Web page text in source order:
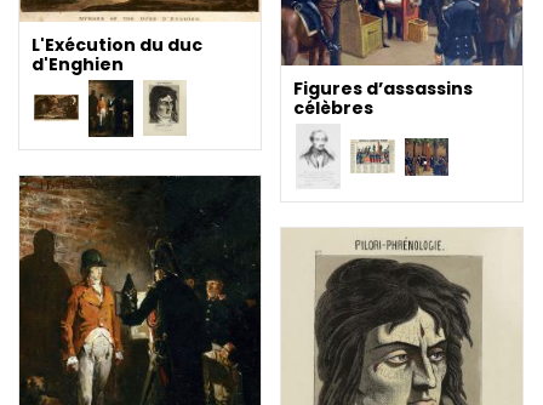
Figures d’assassins
célèbres
L'Exécution du duc
d'Enghien